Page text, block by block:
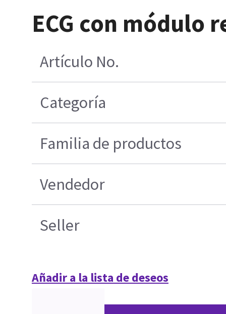
ECG con módulo
Artículo No.
Categoría
Familia de productos
Vendedor
Seller
Añadir a la lista de deseos